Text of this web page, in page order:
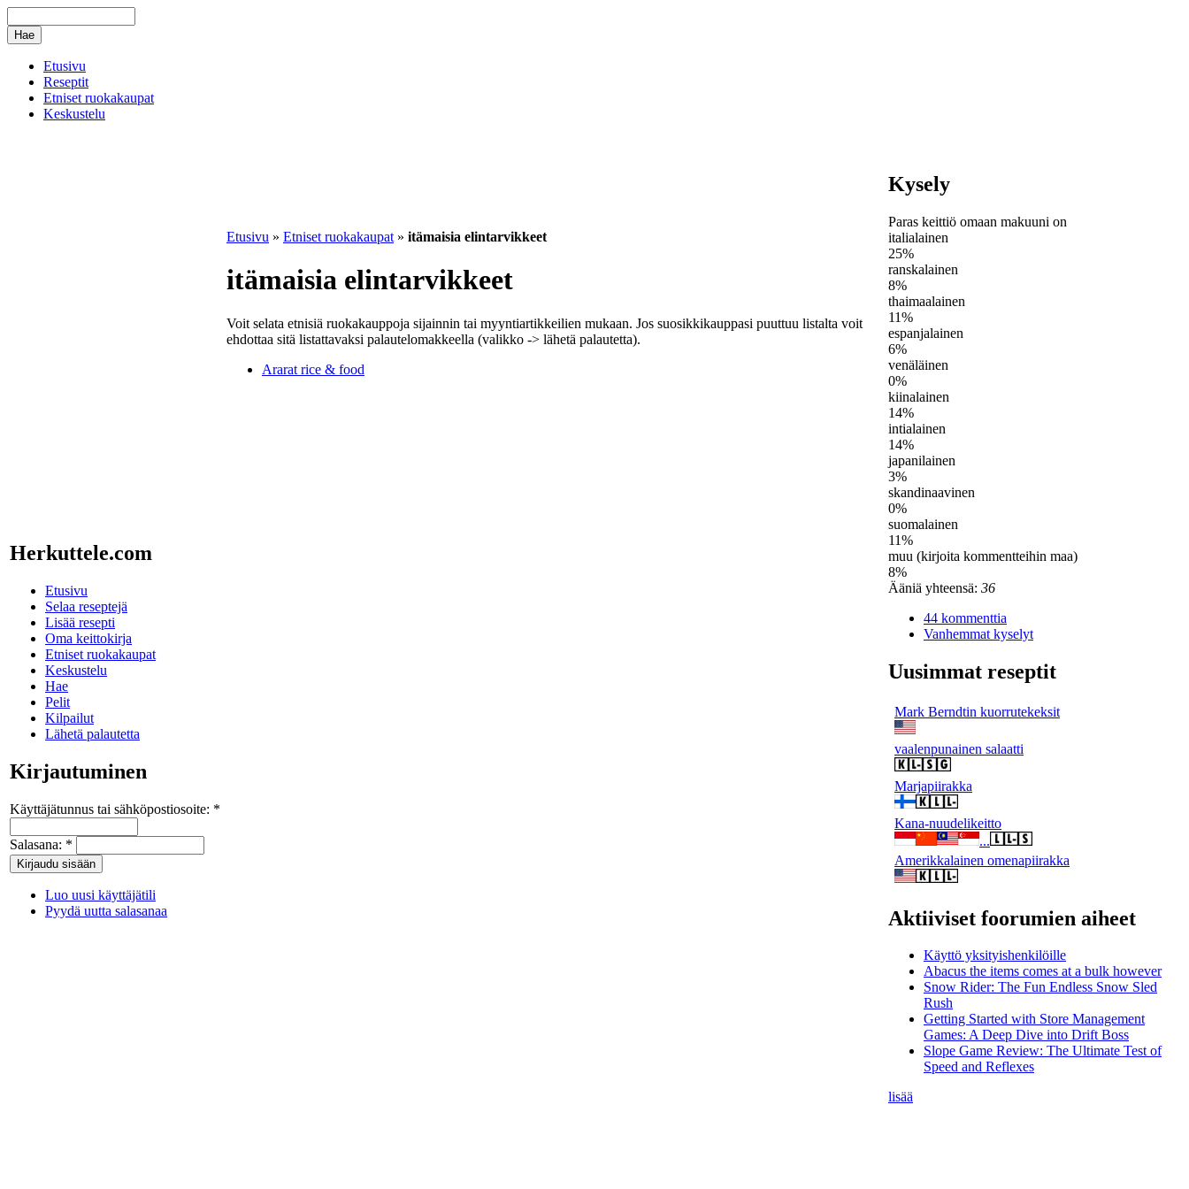
Etusivu
Reseptit
Etniset ruokakaupat
Keskustelu
Herkuttele.com
Etusivu
Selaa reseptejä
Lisää resepti
Oma keittokirja
Etniset ruokakaupat
Keskustelu
Hae
Pelit
Kilpailut
Lähetä palautetta
Kirjautuminen
Käyttäjätunnus tai sähköpostiosoite: *
Salasana: *
Luo uusi käyttäjätili
Pyydä uutta salasanaa
Etusivu » Etniset ruokakaupat » itämaisia elintarvikkeet
itämaisia elintarvikkeet
Voit selata etnisiä ruokakauppoja sijainnin tai myyntiartikkeilien mukaan. Jos suosikkikauppasi puuttuu listalta voit
ehdottaa sitä listattavaksi palautelomakkeella (valikko -> lähetä palautetta).
Ararat rice & food
Kysely
Paras keittiö omaan makuuni on
italialainen
25%
ranskalainen
8%
thaimaalainen
11%
espanjalainen
6%
venäläinen
0%
kiinalainen
14%
intialainen
14%
japanilainen
3%
skandinaavinen
0%
suomalainen
11%
muu (kirjoita kommentteihin maa)
8%
Ääniä yhteensä: 36
44 kommenttia
Vanhemmat kyselyt
Uusimmat reseptit
Mark Berndtin kuorrutekeksit
vaalenpunainen salaatti
Marjapiirakka
Kana-nuudelikeitto
...
Amerikkalainen omenapiirakka
Aktiiviset foorumien aiheet
Käyttö yksityishenkilöille
Abacus the items comes at a bulk however
Snow Rider: The Fun Endless Snow Sled
Rush
Getting Started with Store Management
Games: A Deep Dive into Drift Boss
Slope Game Review: The Ultimate Test of
Speed and Reflexes
lisää